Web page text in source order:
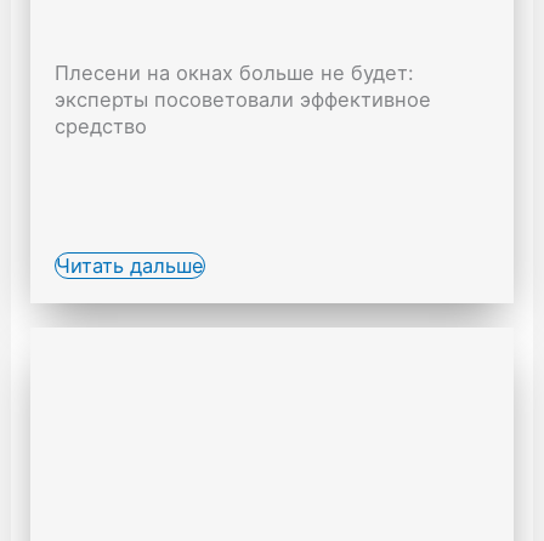
Плесени на окнах больше не будет:
эксперты посоветовали эффективное
средство
Читать дальше